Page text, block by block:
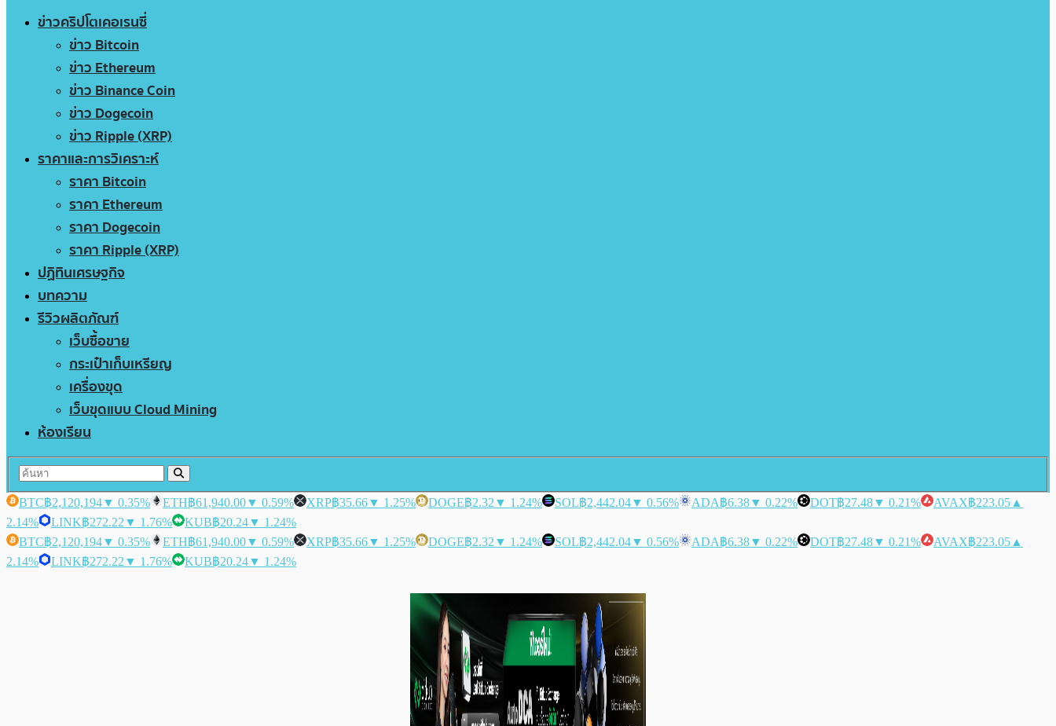
ข่าวคริปโตเคอเรนซี่
ข่าว Bitcoin
ข่าว Ethereum
ข่าว Binance Coin
ข่าว Dogecoin
ข่าว Ripple (XRP)
ราคาและการวิเคราะห์
ราคา Bitcoin
ราคา Ethereum
ราคา Dogecoin
ราคา Ripple (XRP)
ปฏิทินเศรษฐกิจ
บทความ
รีวิวผลิตภัณฑ์
เว็บซื้อขาย
กระเป๋าเก็บเหรียญ
เครื่องขุด
เว็บขุดแบบ Cloud Mining
ห้องเรียน
BTC฿2,120,194▼ 0.35% ETH฿61,940.00▼ 0.59% XRP฿35.66▼ 1.25% DOGE฿2.32 ▼ 1.24% SOL฿2,442.04▼ 0.56% ADA฿6.38▼ 0.22% DOT฿27.48▼ 0.21% AVAX฿223.05 ▲
2.14%
LINK฿272.22 ▼ 1.76% KUB฿20.24▼ 1.24%
BTC฿2,120,194▼ 0.35% ETH฿61,940.00▼ 0.59% XRP฿35.66▼ 1.25% DOGE฿2.32 ▼ 1.24% SOL฿2,442.04▼ 0.56% ADA฿6.38▼ 0.22% DOT฿27.48▼ 0.21% AVAX฿223.05 ▲
2.14%
LINK฿272.22 ▼ 1.76% KUB฿20.24▼ 1.24%